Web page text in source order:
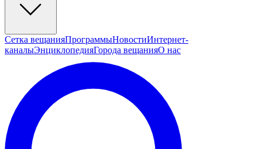
Сетка вещанияПрограммыНовостиИнтернет-
каналыЭнциклопедияГорода вещанияО нас